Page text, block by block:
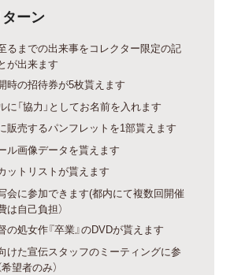
ーン
るまでの出来事をコレクター限定の記
が出来ます
時の招待券が5枚貰えます
に「協力」としてお名前を入れます
販売するパンフレットを1部貰えます
ル画像データを貰えます
ットリストが貰えます
会に参加できます(都内にて複数回開催
自己負担）
の処女作『卒業』のDVDが貰えます
けた宣伝スタッフのミーティングに参
望者のみ）